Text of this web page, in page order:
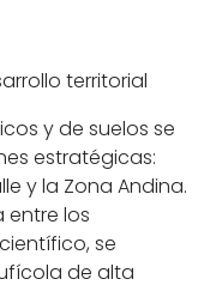
territorial
y de suelos se
estratégicas:
y la Zona Andina.
entre los
se
de alta